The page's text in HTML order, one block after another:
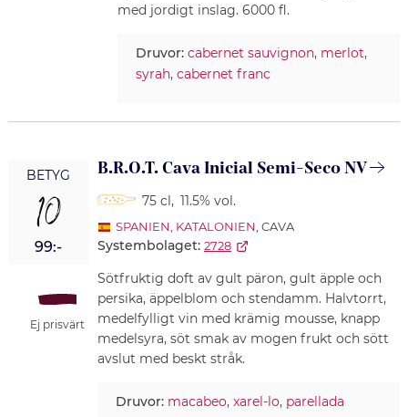
med jordigt inslag. 6000 fl.
Druvor: cabernet sauvignon, merlot,
syrah, cabernet franc
BETYG
10
99:-
Ej prisvärt
B.R.O.T. Cava Inicial Semi-Seco NV
75 cl , 11.5% vol.
SPANIEN, KATALONIEN, CAVA
Systembolaget: 2728
Sötfruktig doft av gult päron, gult äpple och
persika, äppelblom och stendamm. Halvtorrt,
medelfylligt vin med krämig mousse, knapp
medelsyra, söt smak av mogen frukt och sött
avslut med beskt stråk.
Druvor: macabeo, xarel-lo, parellada